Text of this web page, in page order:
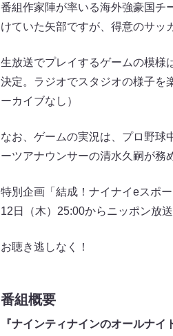
番組作家陣が率いる海外強豪国チ
けていた矢部ですが、得意のサッ
生放送でプレイするゲームの模様
決定。ラジオでスタジオの様子を
ーカイブなし）
なお、ゲームの実況は、プロ野球
ーツアナウンサーの清水久嗣が務
特別企画「結成！ナイナイeスポ
12日（木）25:00からニッポン放
お聴き逃しなく！
番組概要
『ナインティナインのオールナイ